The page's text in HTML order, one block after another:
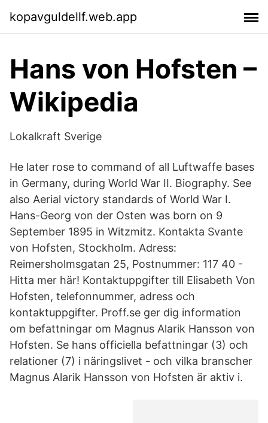
kopavguldellf.web.app
Hans von Hofsten –
Wikipedia
Lokalkraft Sverige
He later rose to command of all Luftwaffe bases
in Germany, during World War II. Biography. See
also Aerial victory standards of World War I.
Hans-Georg von der Osten was born on 9
September 1895 in Witzmitz. Kontakta Svante
von Hofsten, Stockholm. Adress:
Reimersholmsgatan 25, Postnummer: 117 40 -
Hitta mer här! Kontaktuppgifter till Elisabeth Von
Hofsten, telefonnummer, adress och
kontaktuppgifter. Proff.se ger dig information
om befattningar om Magnus Alarik Hansson von
Hofsten. Se hans officiella befattningar (3) och
relationer (7) i näringslivet - och vilka branscher
Magnus Alarik Hansson von Hofsten är aktiv i.